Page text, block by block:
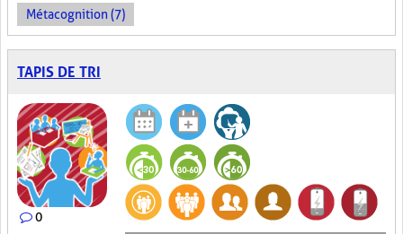
Métacognition (7)
TAPIS DE TRI
0